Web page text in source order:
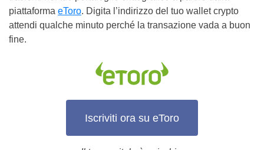
piattaforma eToro. Digita l’indirizzo del tuo wallet crypto
attendi qualche minuto perché la transazione vada a buon
fine.
Iscriviti ora su eToro